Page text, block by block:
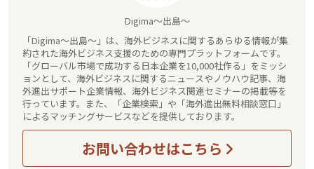
Digima～出島～
「Digima～出島～」は、海外ビジネスに関するあらゆる情報が集
約された海外ビジネス支援のための専門プラットフォームです。
「グローバル市場で成功する日本企業を10,000社作る」をミッシ
ョンとして、海外ビジネスに関するニュースやノウハウ記事、海
外進出サポート企業情報、海外ビジネス関連セミナーの掲載等を
行っています。また、「企業検索」や「海外進出無料相談窓口」
によるマッチングサービスなどを提供しております。
お問い合わせはこちら